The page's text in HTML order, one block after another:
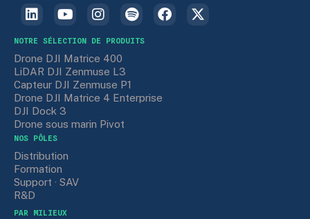
NOTRE SÉLECTION DE PRODUITS
Drone DJI Matrice 400
LiDAR DJI Zenmuse L3
Capteur DJI Zenmuse P1
Drone DJI Matrice 4 Enterprise
DJI Dock 3
Drone sous marin Pivot
NOS PÔLES
Distribution
Formation
Support · SAV
R&D
PAR MILIEUX